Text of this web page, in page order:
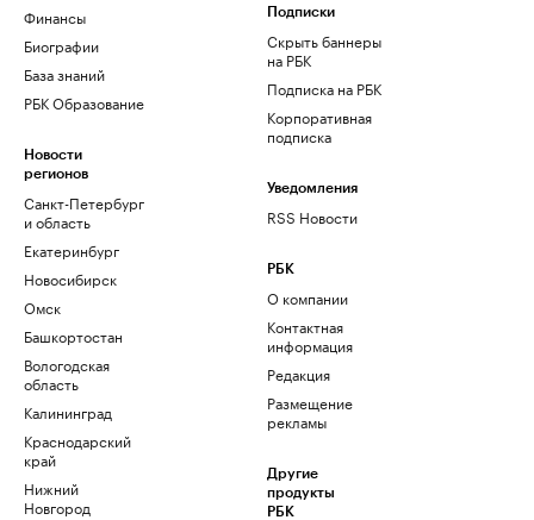
Финансы
Биографии
База знаний
РБК Образование
Новости
регионов
Санкт-Петербург
и область
Екатеринбург
Новосибирск
Омск
Башкортостан
Вологодская
область
Калининград
Краснодарский
край
Нижний
Новгород
Подписки
Скрыть баннеры
на РБК
Подписка на РБК
Корпоративная
подписка
Уведомления
RSS Новости
РБК
О компании
Контактная
информация
Редакция
Размещение
рекламы
Другие
продукты
РБК